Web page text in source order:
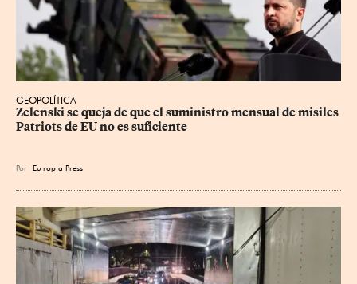
GEOPOLÍTICA
Zelenski se queja de que el suministro mensual de misiles
Patriots de EU no es suficiente
Por Eu rop a Press